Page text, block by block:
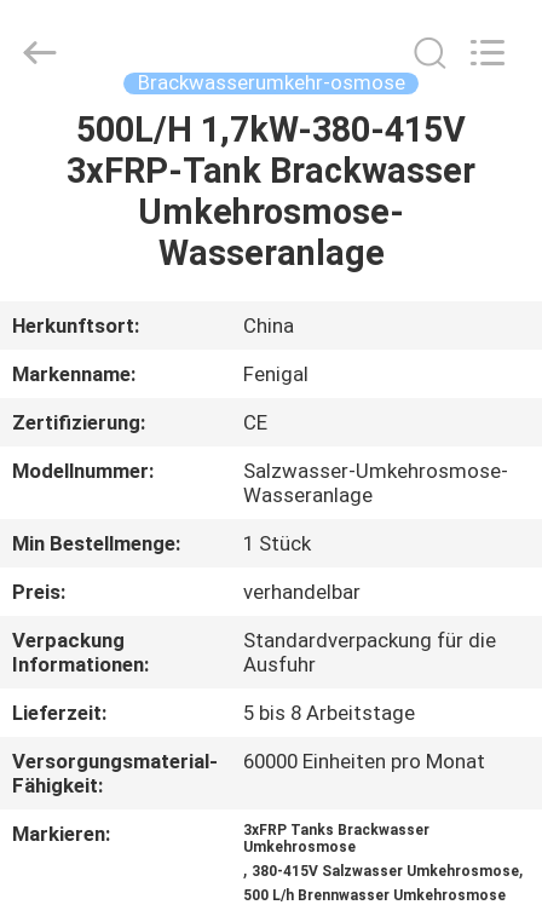
HAUS
PRODUKTE
UNS
AUSFLUG
TRETEN
SIE
MIT
UNS
IN
VERBINDUNG
Brackwasserumkehr-osmose
500L/H 1,7kW-380-415V
3xFRP-Tank Brackwasser
Umkehrosmose-
Wasseranlage
Herkunftsort:
China
Markenname:
Fenigal
Zertifizierung:
CE
Modellnummer:
Salzwasser-Umkehrosmose-
Wasseranlage
Min Bestellmenge:
1 Stück
Preis:
verhandelbar
Verpackung
Informationen:
Standardverpackung für die
Ausfuhr
Lieferzeit:
5 bis 8 Arbeitstage
Versorgungsmaterial-
Fähigkeit:
60000 Einheiten pro Monat
Markieren:
3xFRP Tanks Brackwasser
Umkehrosmose
, 380-415V Salzwasser Umkehrosmose,
500 L/h Brennwasser Umkehrosmose